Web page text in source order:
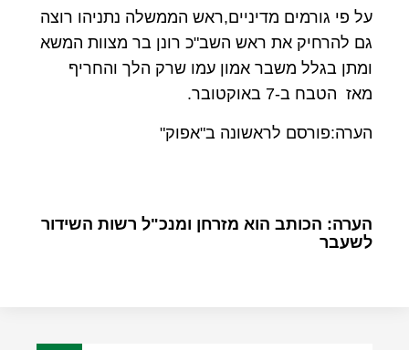
על פי גורמים מדיניים,ראש הממשלה נתניהו רוצה
גם להרחיק את ראש השב"כ רונן בר מצוות המשא
ומתן בגלל משבר אמון עמו שרק הלך והחריף
מאז הטבח ב-7 באוקטובר.
הערה:פורסם לראשונה ב"אפוק"
הערה: הכותב הוא מזרחן ומנכ"ל רשות השידור
לשעבר